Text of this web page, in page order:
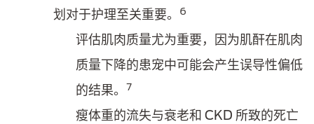
划对于护理至关重要。
6
评估肌肉质量尤为重要，因为肌酐在肌肉
质量下降的患宠中可能会产生误导性偏低
的结果。
7
瘦体重的流失与衰老和 CKD 所致的死亡